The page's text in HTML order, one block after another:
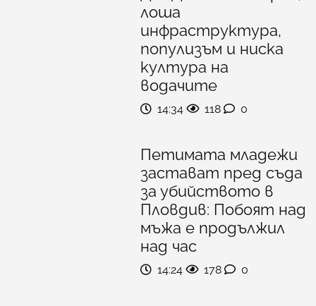
лоша
инфраструктура,
популизъм и ниска
култура на
водачите
14:34 118 0
Петимата младежи
застават пред съда
за убийството в
Пловдив: Побоят над
мъжа е продължил
над час
14:24 178 0